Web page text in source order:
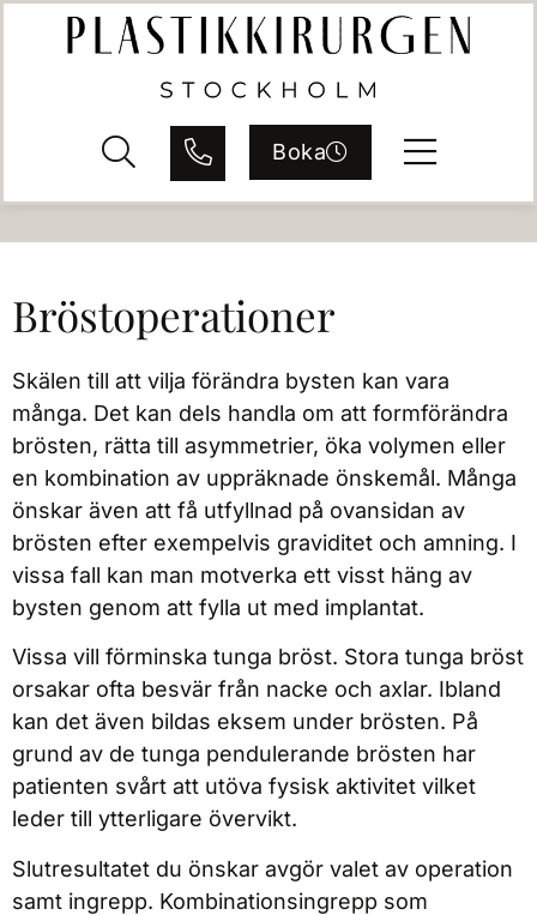
Boka
Bröstoperationer
Skälen till att vilja förändra bysten kan vara
många. Det kan dels handla om att formförändra
brösten, rätta till asymmetrier, öka volymen eller
en kombination av uppräknade önskemål. Många
önskar även att få utfyllnad på ovansidan av
brösten efter exempelvis graviditet och amning. I
vissa fall kan man motverka ett visst häng av
bysten genom att fylla ut med implantat.
Vissa vill förminska tunga bröst. Stora tunga bröst
orsakar ofta besvär från nacke och axlar. Ibland
kan det även bildas eksem under brösten. På
grund av de tunga pendulerande brösten har
patienten svårt att utöva fysisk aktivitet vilket
leder till ytterligare övervikt.
Slutresultatet du önskar avgör valet av operation
samt ingrepp. Kombinationsingrepp som